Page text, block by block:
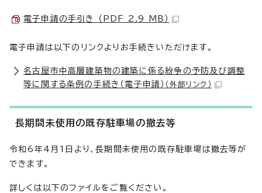
電子申請の手引き （PDF 2.9 MB）
電子申請は以下のリンクよりお手続きいただけます。
名古屋市中高層建築物の建築に係る紛争の予防及び調整
等に関する条例の手続き（電子申請） （外部リンク）
長期間未使用の既存駐車場の撤去等
令和6年4月1日より、長期間未使用の既存駐車場は撤去等が
できます。
詳しくは以下のファイルをご覧ください。